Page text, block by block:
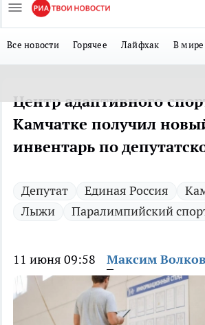
Все новости Горячее Лайфхак В мире
Центр адаптивного
Камчатке получил
инвентарь по
Депутат Единая Россия
Лыжи
Паралимпийский
11 июня 09:58 Максим Волков